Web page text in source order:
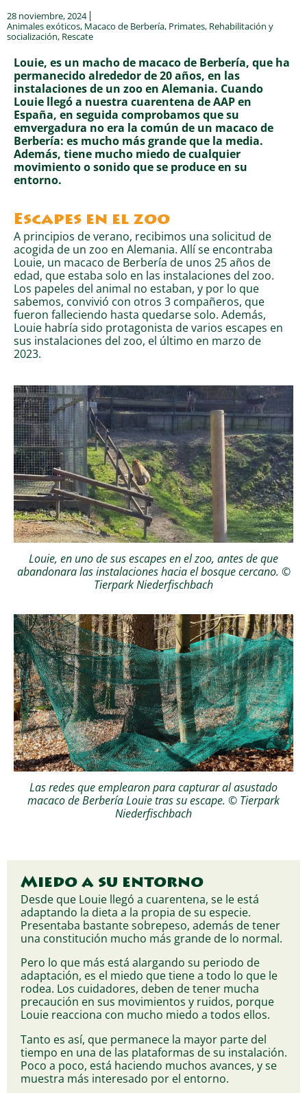
28 noviembre, 2024
Animales exóticos, Macaco de Berbería, Primates, Rehabilitación y
socialización, Rescate
Louie, es un macho de macaco de Berbería, que ha
permanecido alrededor de 20 años, en las
instalaciones de un zoo en Alemania. Cuando
Louie llegó a nuestra cuarentena de AAP en
España, en seguida comprobamos que su
emvergadura no era la común de un macaco de
Berbería: es mucho más grande que la media.
Además, tiene mucho miedo de cualquier
movimiento o sonido que se produce en su
entorno.
Escapes en el zoo
A principios de verano, recibimos una solicitud de
acogida de un zoo en Alemania. Allí se encontraba
Louie, un macaco de Berbería de unos 25 años de
edad, que estaba solo en las instalaciones del zoo.
Los papeles del animal no estaban, y por lo que
sabemos, convivió con otros 3 compañeros, que
fueron falleciendo hasta quedarse solo. Además,
Louie habría sido protagonista de varios escapes en
sus instalaciones del zoo, el último en marzo de
2023.
Louie, en uno de sus escapes en el zoo, antes de que
abandonara las instalaciones hacia el bosque cercano. ©
Tierpark Niederfischbach
Las redes que emplearon para capturar al asustado
macaco de Berbería Louie tras su escape. © Tierpark
Niederfischbach
Miedo a su entorno
Desde que Louie llegó a cuarentena, se le está
adaptando la dieta a la propia de su especie.
Presentaba bastante sobrepeso, además de tener
una constitución mucho más grande de lo normal.
Pero lo que más está alargando su periodo de
adaptación, es el miedo que tiene a todo lo que le
rodea. Los cuidadores, deben de tener mucha
precaución en sus movimientos y ruidos, porque
Louie reacciona con mucho miedo a todos ellos.
Tanto es así, que permanece la mayor parte del
tiempo en una de las plataformas de su instalación.
Poco a poco, está haciendo muchos avances, y se
muestra más interesado por el entorno.